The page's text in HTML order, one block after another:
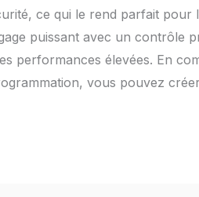
ce qui le rend parfait pour
puissant avec un contrôle
performances élevées. En
vous pouvez